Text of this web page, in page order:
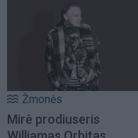
Žmonės
Mirė prodiuseris